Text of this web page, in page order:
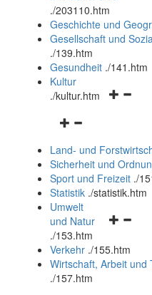
./203110.htm
Geschichte und
Gesellschaft und
./139.htm
Gesundheit ./141.htm
Kultur
./kultur.htm
Navigationsmenü
und
schließen
Land- und
Sicherheit und
Sport und Freizeit ./
Statistik ./statistik.htm
und
schließen
Umwelt
und Natur
./153.htm
Verkehr ./155.htm
Wirtschaft, Arbeit und
./157.htm